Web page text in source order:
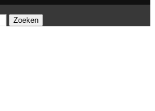
Zoeken